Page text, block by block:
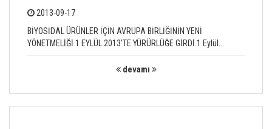
2013-09-17
BİYOSİDAL ÜRÜNLER İÇİN AVRUPA BİRLİĞİNİN YENİ
YÖNETMELİĞİ 1 EYLÜL 2013’TE YÜRÜRLÜĞE GİRDİ.1 Eylül...
devamı